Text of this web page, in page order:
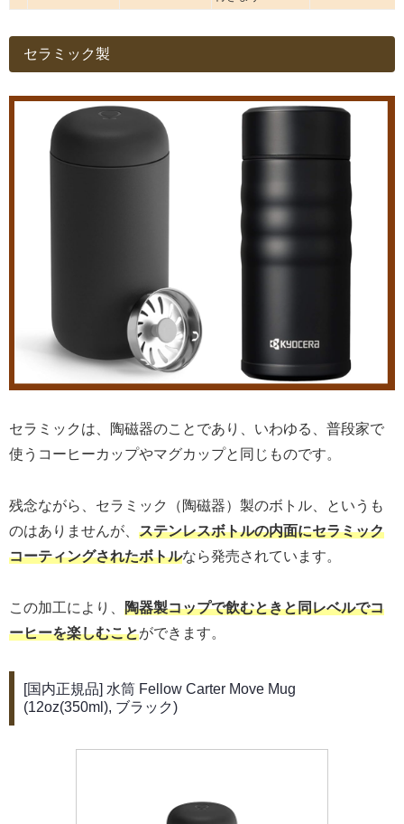
セラミック製
セラミックは、陶磁器のことであり、いわゆる、普段家で
使うコーヒーカップやマグカップと同じものです。
残念ながら、セラミック（陶磁器）製のボトル、というも
のはありませんが、 ステンレスボトルの内面にセラミック
コーティングされたボトルなら発売されています。
この加工により、 陶器製コップで飲むときと同レベルでコ
ーヒーを楽しむことができます。
[国内正規品] 水筒 Fellow Carter Move Mug
(12oz(350ml), ブラック)